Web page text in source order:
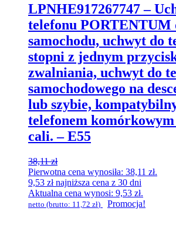
LPNHE917267747 –
telefonu PORTENTUM
samochodu, uchwyt do
stopni z jednym
zwalniania, uchwyt do
samochodowego na
lub szybie,
telefonem komórkowym
cali. – E55
38,11zł
Pierwotna cena wynosiła: 38,11 zł.
9,53 złnajniższa cena z 30 dni
Aktualna cena wynosi: 9,53 zł.
netto (brutto: 11,72 zł) Promocja!